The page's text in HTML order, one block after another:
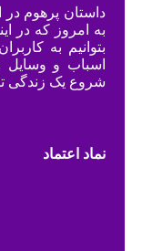
به امروز که در
بتوانیم به کاربران
اسباب و وسایل
شروع یک زندگی
نماد اعتماد